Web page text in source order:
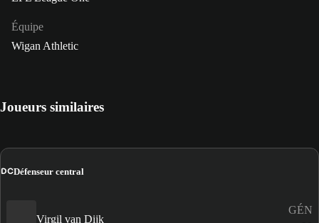
Équipe
Wigan Athletic
Joueurs similaires
DCDéfenseur central
Virgil van Dijk
GÉN